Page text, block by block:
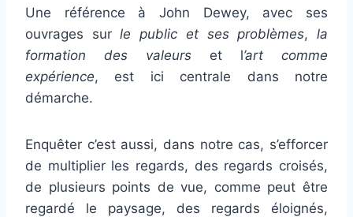
Une référence à John Dewey, avec ses
ouvrages surle public et ses problèmes,la
formation des valeurs et l’art comme
expérience, est ici centrale dans notre
démarche.
Enquêter c’est aussi, dans notre cas, s’efforcer
de multiplier les regards, des regards croisés,
de plusieurs points de vue, comme peut être
regardé le paysage, des regards éloignés,